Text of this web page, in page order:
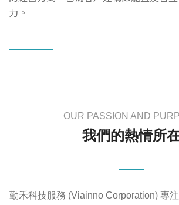
力。
OUR PASSION AND
我們的熱情所
勤禾科技服務 (Viainno Corporation) 專